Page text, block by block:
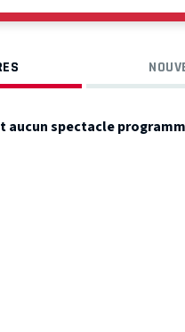
aucun spectacle